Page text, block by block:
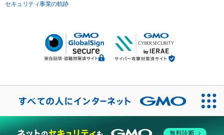
セキュリティ事業の軌跡
無料診断